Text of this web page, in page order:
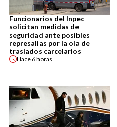
Funcionarios del Inpec
solicitan medidas de
seguridad ante posibles
represalias por la ola de
traslados carcelarios
Hace 6 horas